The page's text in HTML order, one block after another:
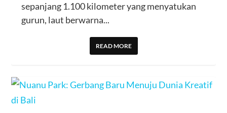
sepanjang 1.100 kilometer yang menyatukan
gurun, laut berwarna...
READ MORE